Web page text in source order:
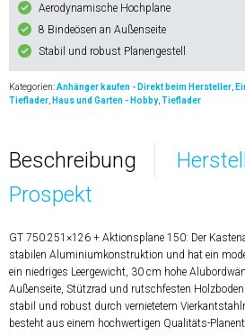
Aerodynamische Hochplane
8 Bindeösen an Außenseite
Stabil und robust Planengestell
Kategorien:Anhänger kaufen - Direkt beim Hersteller
Tieflader Haus und Garten - Hobby, Tieflader
Beschreibung
Prospekt
GT 750.251×126 + Aktionsplane 150: Der
stabilen Aluminiumkonstruktion und hat ein
ein niedriges Leergewicht, 30 cm hohe
Außenseite, Stützrad und rutschfesten
stabil und robust durch vernietetem
besteht aus einem hochwertigen Qualitäts-